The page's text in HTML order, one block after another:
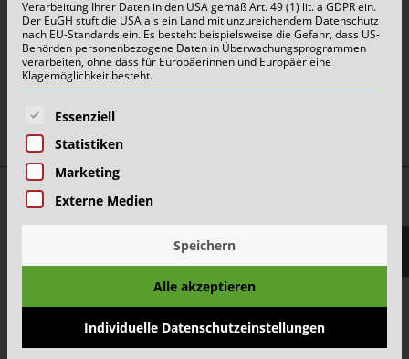
eingesammelt und somit die Stadt Kempen zu
einer noch saubereren Heimatstadt gemacht.
Mehr Infos und Eindrücke finden Sie
Top Themen:
Abfallarten
onlinePORTALE
Verarbeitung Ihrer Daten in den USA gemäß Art. 49 (1) lit. a GDPR ein.
Der EuGH stuft die USA als ein Land mit unzureichendem Datenschutz
nach EU-Standards ein. Es besteht beispielsweise die Gefahr, dass US-
Behörden personenbezogene Daten in Überwachungsprogrammen
verarbeiten, ohne dass für Europäerinnen und Europäer eine
Klagemöglichkeit besteht.
Es folgt eine Liste der Service-Gruppen, für die eine
Essenziell
Statistiken
Marketing
Externe Medien
Speichern
Alle akzeptieren
Individuelle Datenschutzeinstellungen